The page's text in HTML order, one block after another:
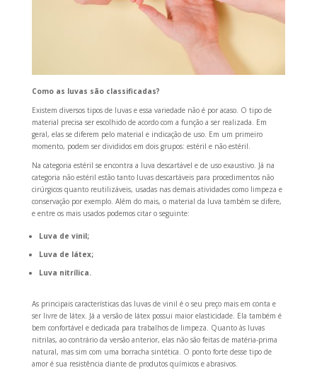
Como as luvas são classificadas?
Existem diversos tipos de luvas e essa variedade não é por acaso. O tipo de
material precisa ser escolhido de acordo com a função a ser realizada. Em
geral, elas se diferem pelo material e indicação de uso. Em um primeiro
momento, podem ser divididos em dois grupos: estéril e não estéril.
Na categoria estéril se encontra a luva descartável e de uso exaustivo. Já na
categoria não estéril estão tanto luvas descartáveis ​​​​para procedimentos não
cirúrgicos quanto reutilizáveis, usadas nas demais atividades como limpeza e
conservação por exemplo. Além do mais, o material da luva também se difere,
e entre os mais usados ​​podemos citar o seguinte:
Luva de vinil;
Luva de látex;
Luva nitrílica.
As principais características das luvas de vinil é o seu preço mais em conta e
ser livre de látex. Já a versão de látex possui maior elasticidade. Ela também é
bem confortável e dedicada para trabalhos de limpeza. Quanto às luvas
nitrilas, ao contrário da versão anterior, elas não são feitas de matéria-prima
natural, mas sim com uma borracha sintética. O ponto forte desse tipo de
amor é sua resistência diante de produtos químicos e abrasivos.